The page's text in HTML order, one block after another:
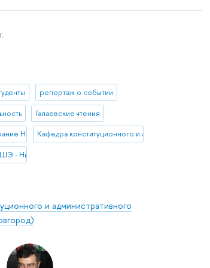
репортаж о событии
Галаевские чтения
Нижегородской области
Кафедра конституционного и
- Нижний Новгород
и административного